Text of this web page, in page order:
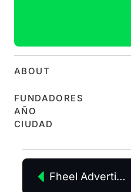
ABOUT
FUNDADORES
AÑO
CIUDAD
Fheel Advertising, SL